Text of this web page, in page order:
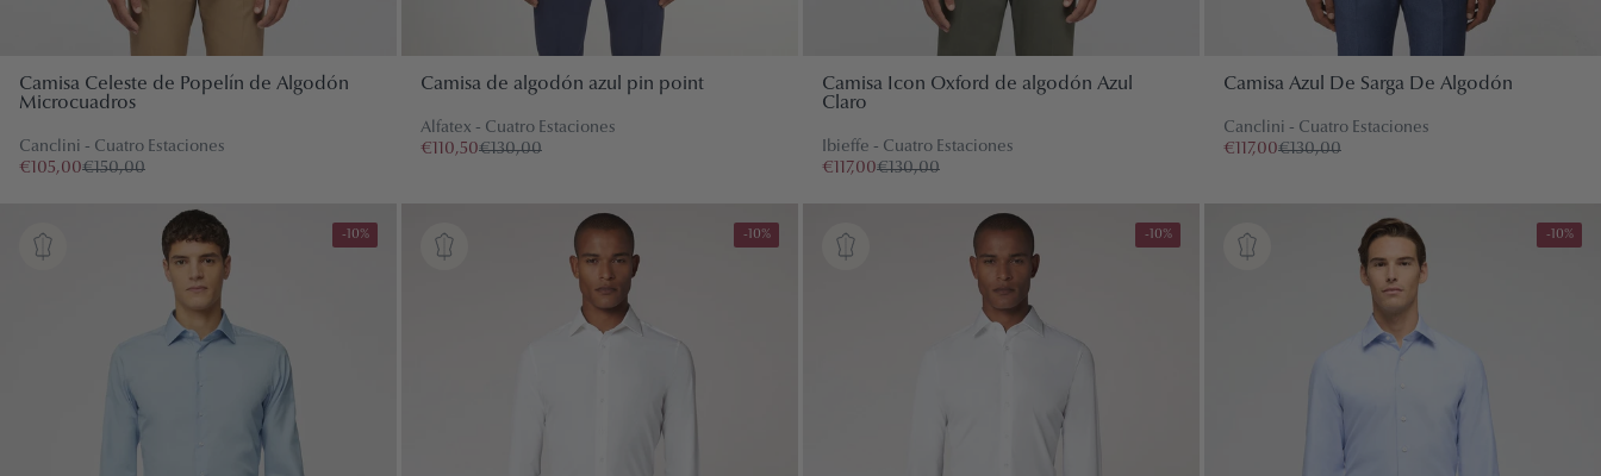
Lino
Algodón
PRIMAVERA VERANO
Camisa Celeste de Popelín de Algodón
Microcuadros
Canclini - Cuatro Estaciones
€105,00€150,00
Camisa de algodón azul pin point
Alfatex - Cuatro Estaciones
€110,50€130,00
Camisa Icon Oxford de algodón Azul
Claro
Ibieffe - Cuatro Estaciones
€117,00€130,00
Camisa Azul De Sarga De Algodón
Canclini - Cuatro Estaciones
€117,00€130,00
-10% -10% -10% -10%